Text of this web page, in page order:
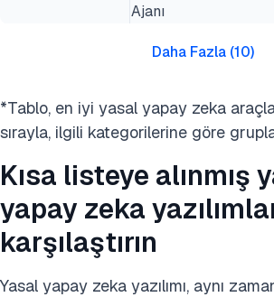
Ajanı
Daha Fazla(10)
*Tablo, en iyi yasal yapay zeka
sırayla, ilgili kategorilerine göre
Kısa listeye alınmış
yapay zeka
karşılaştırın
Yasal yapay zeka yazılımı, aynı